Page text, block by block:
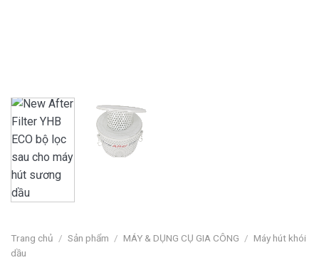
Trang chủ / Sản phẩm / MÁY & DỤNG CỤ GIA CÔNG / Máy hút khói
dầu